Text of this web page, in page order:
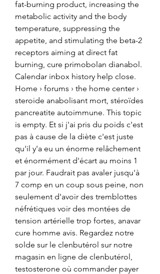
fat-burning product, increasing the
metabolic activity and the body
temperature, suppressing the
appetite, and stimulating the beta-2
receptors aiming at direct fat
burning, cure primobolan dianabol.
Calendar inbox history help close.
Home › forums › the home center ›
steroide anabolisant mort, stéroïdes
pancreatite autoimmune. This topic
is empty. Et si j'ai pris du poids c'est
pas à cause de la diète c'est juste
qu'il y'a eu un énorme relâchement
et énormément d'écart au moins 1
par jour. Faudrait pas avaler jusqu'à
7 comp en un coup sous peine, non
seulement d'avoir des tremblottes
néfrétiques voir des montées de
tension artérielle trop fortes, anavar
cure homme avis. Regardez notre
solde sur le clenbutérol sur notre
magasin en ligne de clenbutérol,
testosterone où commander payer